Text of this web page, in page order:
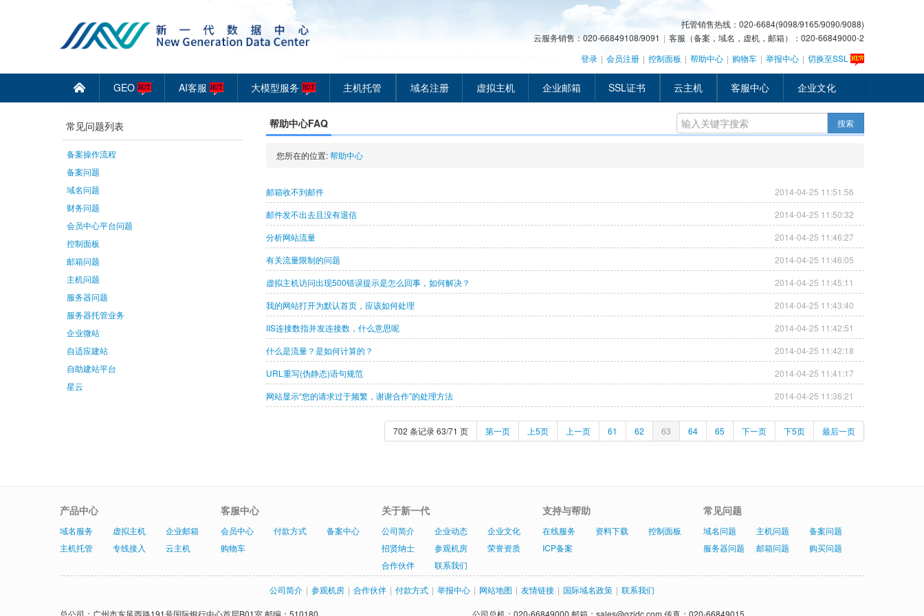
托管销售热线：020-6684(9098/9165/9090/9088)
云服务销售：020-66849108/9091 | 客服（备案，域名，虚机，邮箱）：020-66849000-2
登录 | 会员注册 | 控制面板 | 帮助中心 | 购物车 | 举报中心 | 切换至SSL
󰄫 GEO AI客服 大模型服务 主机托管 域名注册 虚拟主机 企业邮箱 SSL证书 云主机 客服中心 企业文化
常见问题列表
备案操作流程
备案问题
域名问题
财务问题
会员中心平台问题
控制面板
邮箱问题
主机问题
服务器问题
服务器托管业务
企业微站
自适应建站
自助建站平台
星云
帮助中心FAQ 搜索
您所在的位置:帮助中心
2014-04-25 11:51:56
邮箱收不到邮件
2014-04-25 11:50:32
邮件发不出去且没有退信
2014-04-25 11:46:27
分析网站流量
2014-04-25 11:46:05
有关流量限制的问题
2014-04-25 11:45:11
虚拟主机访问出现500错误提示是怎么回事，如何解决？
2014-04-25 11:43:40
我的网站打开为默认首页，应该如何处理
2014-04-25 11:42:51
IIS连接数指并发连接数，什么意思呢
2014-04-25 11:42:18
什么是流量？是如何计算的？
2014-04-25 11:41:17
URL重写(伪静态)语句规范
2014-04-25 11:36:21
网站显示“您的请求过于频繁，谢谢合作”的处理方法
702 条记录 63/71 页 第一页 上5页 上一页 61 62 63 64 65 下一页 下5页 最后一页
产品中心
域名服务 虚拟主机
企业邮箱
主机托管
专线接入 云主机
客服中心
会员中心 付款方式
备案中心
购物车
关于新一代
公司简介 企业动态
企业文化
招贤纳士
参观机房
荣誉资质
合作伙伴
联系我们
支持与帮助
在线服务 资料下载
控制面板
ICP备案
常见问题
域名问题 主机问题
备案问题
服务器问题
邮箱问题 购买问题
公司简介 | 参观机房 | 合作伙伴 | 付款方式 | 举报中心 | 网站地图 | 友情链接 | 国际域名政策 | 联系我们
新一代官网